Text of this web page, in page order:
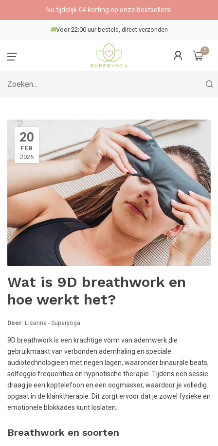
Nu tijdelijk €4 korting op onze bestsellers!
Veilig betalen
0
20
FEB
2025
Wat is 9D breathwork en
hoe werkt het?
Door: Lisanne - Superyoga
9D breathwork is een krachtige vorm van ademwerk die
gebruikmaakt van verbonden ademhaling en speciale
audiotechnologieën met negen lagen, waaronder binaurale beats,
solfeggio frequenties en hypnotische therapie. Tijdens een sessie
draag je een koptelefoon en een oogmasker, waardoor je volledig
opgaat in de klanktherapie. Dit zorgt ervoor dat je zowel fysieke en
emotionele blokkades kunt loslaten.
Breathwork en soorten